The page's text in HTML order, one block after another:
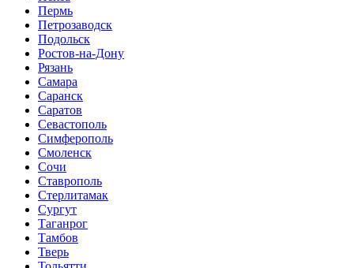
Пермь
Петрозаводск
Подольск
Ростов-на-Дону
Рязань
Самара
Саранск
Саратов
Севастополь
Симферополь
Смоленск
Сочи
Ставрополь
Стерлитамак
Сургут
Таганрог
Тамбов
Тверь